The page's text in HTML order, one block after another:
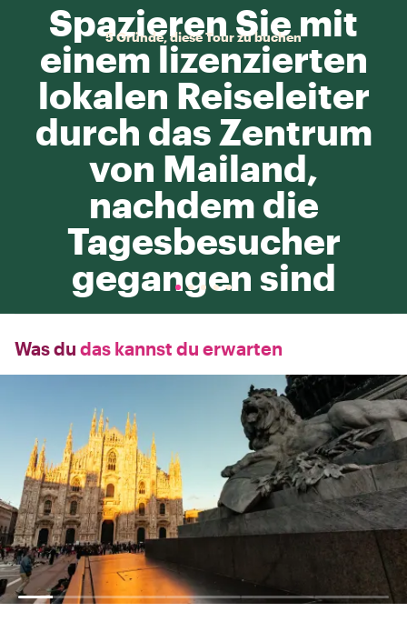
5 Gründe, diese Tour zu buchen
Spazieren Sie mit
einem lizenzierten
lokalen Reiseleiter
durch das Zentrum
von Mailand,
nachdem die
Tagesbesucher
gegangen sind
Was du das kannst du erwarten